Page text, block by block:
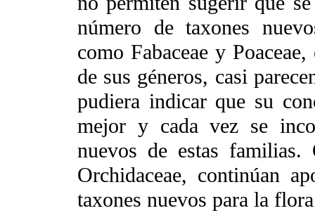
número de taxones
como Fabaceae y
de sus géneros, casi
pudiera indicar que su
mejor y cada vez se
nuevos de estas familias.
Orchidaceae, continúan
taxones nuevos para la